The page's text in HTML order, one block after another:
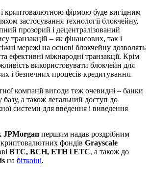
криптовалютною фірмою буде вигідним
застосування технології блокчейну,
прозорий і децентралізований
транзакцій – як фінансових, так і
мережі на основі блокчейну дозволять
ефективні міжнародні транзакції. Крім
використовувати блокчейн для
і безпечних процесів кредитування.
компанії вигоди теж очевидні – банки
базу, а також легальний доступ до
системи для введення і виведення
JPMorgan першим надав роздрібним
фондів Grayscale
BTC, BCH, ETH і ETC, а також до
на біткоіні.